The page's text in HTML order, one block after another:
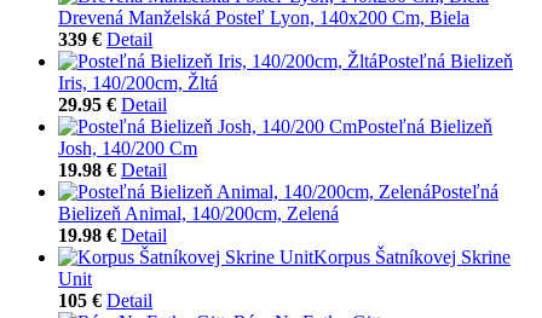
Drevená Manželská Posteľ Lyon, 140x200 Cm, Biela
339 € Detail
Posteľná Bielizeň
Iris, 140/200cm, Žltá
29.95 € Detail
Posteľná Bielizeň
Josh, 140/200 Cm
19.98 € Detail
Posteľná
Bielizeň Animal, 140/200cm, Zelená
19.98 € Detail
Korpus Šatníkovej Skrine
Unit
105 € Detail